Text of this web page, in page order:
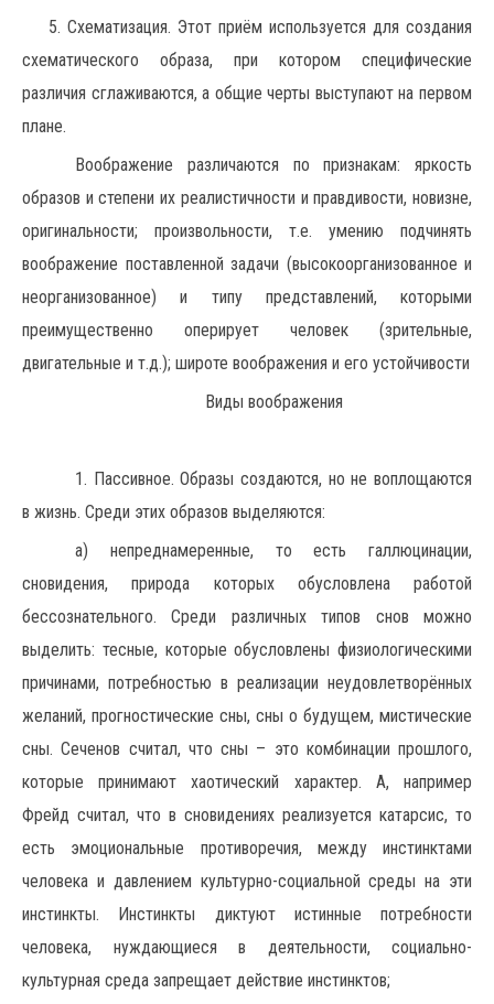
5. Схематизация. Этот приём используется для создания
схематического образа, при котором специфические
различия сглаживаются, а общие черты выступают на первом
плане.
Воображение различаются по признакам: яркость
образов и степени их реалистичности и правдивости, новизне,
оригинальности; произвольности, т.е. умению подчинять
воображение поставленной задачи (высокоорганизованное и
неорганизованное) и типу представлений, которыми
преимущественно оперирует человек (зрительные,
двигательные и т.д.); широте воображения и его устойчивости
Виды воображения
1. Пассивное. Образы создаются, но не воплощаются
в жизнь. Среди этих образов выделяются:
а) непреднамеренные, то есть галлюцинации,
сновидения, природа которых обусловлена работой
бессознательного. Среди различных типов снов можно
выделить: тесные, которые обусловлены физиологическими
причинами, потребностью в реализации неудовлетворённых
желаний, прогностические сны, сны о будущем, мистические
сны. Сеченов считал, что сны – это комбинации прошлого,
которые принимают хаотический характер. А, например
Фрейд считал, что в сновидениях реализуется катарсис, то
есть эмоциональные противоречия, между инстинктами
человека и давлением культурно-социальной среды на эти
инстинкты. Инстинкты диктуют истинные потребности
человека, нуждающиеся в деятельности, социально-
культурная среда запрещает действие инстинктов;